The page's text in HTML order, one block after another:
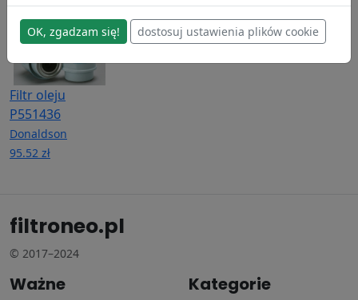
Filtr oleju
P551436
Donaldson
95.52 zł
filtroneo.pl
© 2017–2024
Ważne Kategorie
OK, zgadzam się! dostosuj ustawienia plików cookie